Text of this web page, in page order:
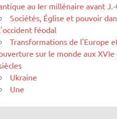
au Ier millénaire avant J.-
Sociétés, Église et pouvoir
féodal
Transformations de l'Europe
sur le monde aux XVIe
Ukraine
Une